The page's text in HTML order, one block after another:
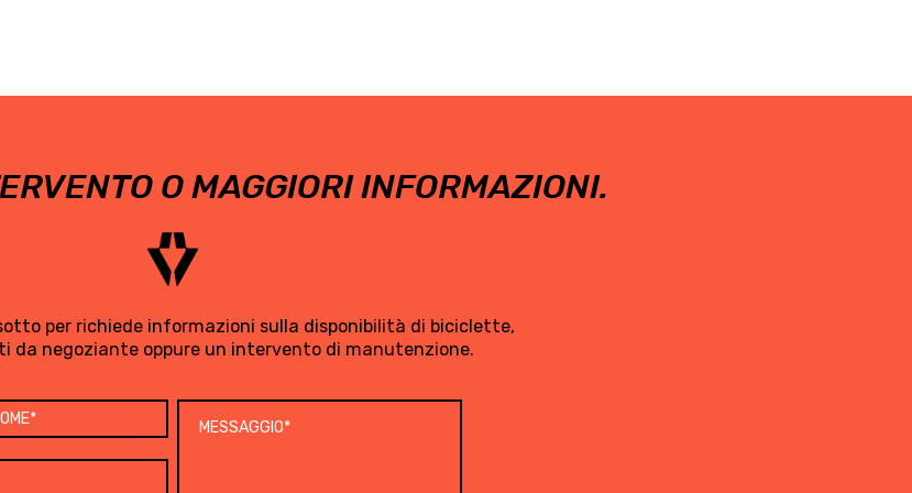
O MAGGIORI INFORMAZIONI.
per richiede informazioni sulla disponibilità di biciclette,
da negoziante oppure un intervento di manutenzione.